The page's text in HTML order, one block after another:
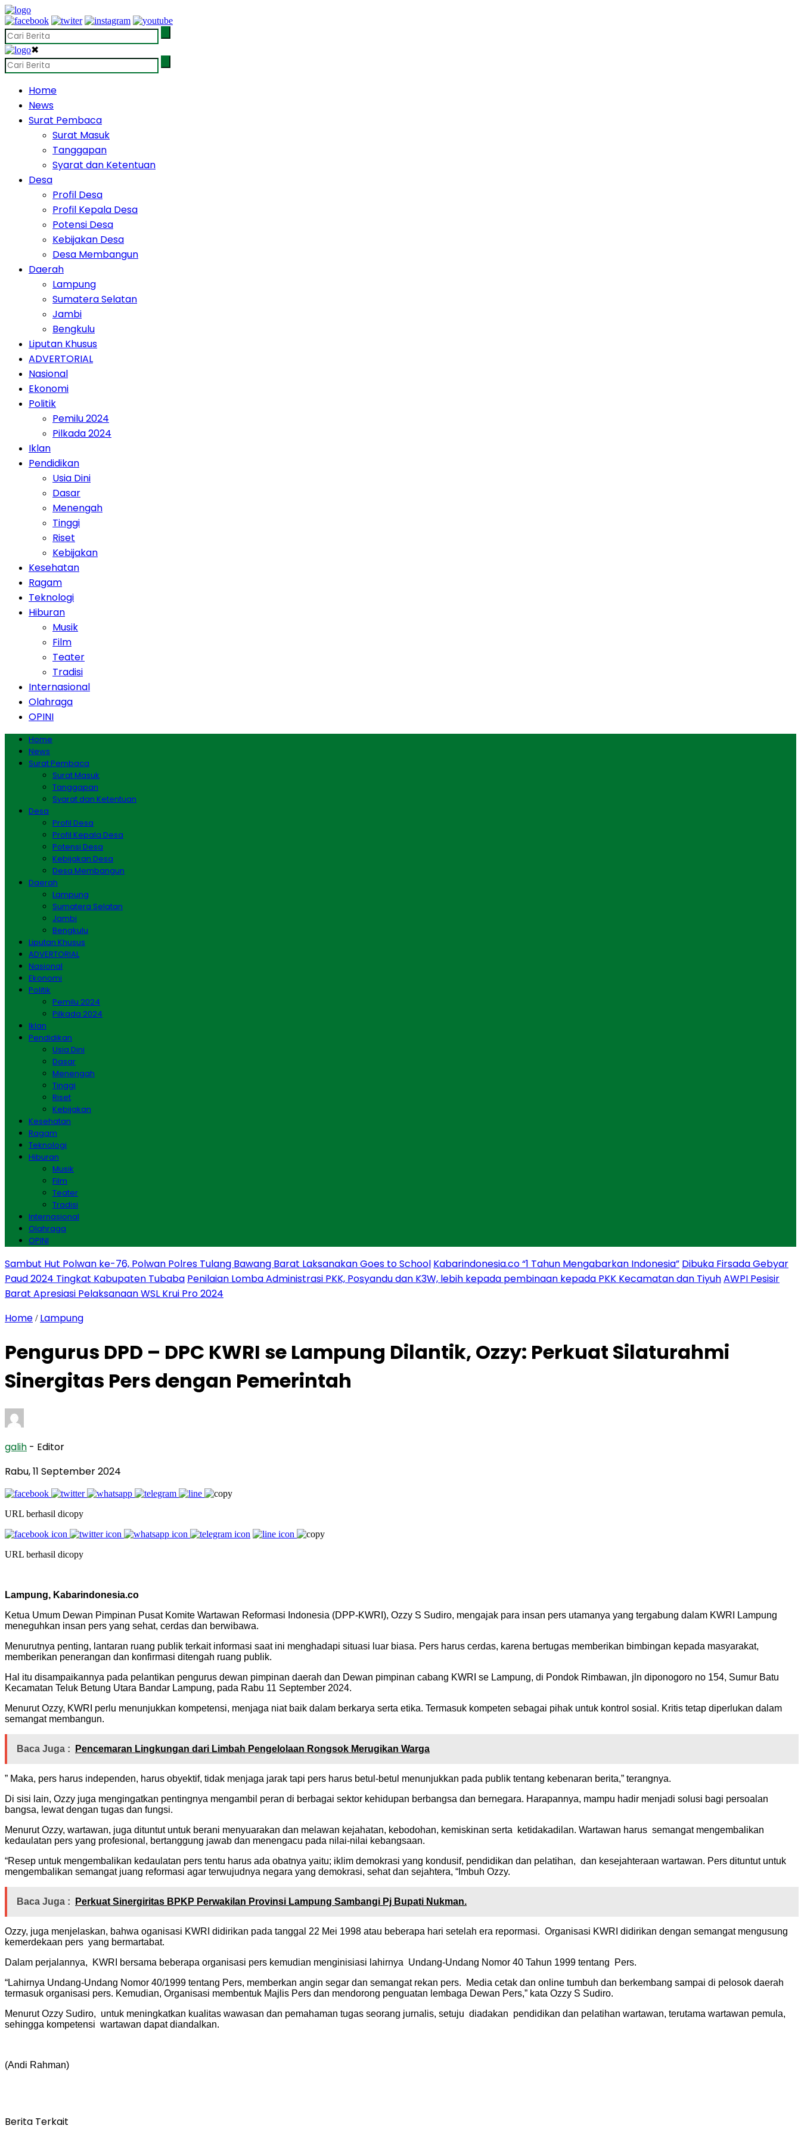
✖
Home
News
Surat Pembaca
Surat Masuk
Tanggapan
Syarat dan Ketentuan
Desa
Profil Desa
Profil Kepala Desa
Potensi Desa
Kebijakan Desa
Desa Membangun
Daerah
Lampung
Sumatera Selatan
Jambi
Bengkulu
Liputan Khusus
ADVERTORIAL
Nasional
Ekonomi
Politik
Pemilu 2024
Pilkada 2024
Iklan
Pendidikan
Usia Dini
Dasar
Menengah
Tinggi
Riset
Kebijakan
Kesehatan
Ragam
Teknologi
Hiburan
Musik
Film
Teater
Tradisi
Internasional
Olahraga
OPINI
Home
News
Surat Pembaca
Surat Masuk
Tanggapan
Syarat dan Ketentuan
Desa
Profil Desa
Profil Kepala Desa
Potensi Desa
Kebijakan Desa
Desa Membangun
Daerah
Lampung
Sumatera Selatan
Jambi
Bengkulu
Liputan Khusus
ADVERTORIAL
Nasional
Ekonomi
Politik
Pemilu 2024
Pilkada 2024
Iklan
Pendidikan
Usia Dini
Dasar
Menengah
Tinggi
Riset
Kebijakan
Kesehatan
Ragam
Teknologi
Hiburan
Musik
Film
Teater
Tradisi
Internasional
Olahraga
OPINI
Sambut Hut Polwan ke-76, Polwan Polres Tulang Bawang Barat Laksanakan Goes to School Kabarindonesia.co “1 Tahun Mengabarkan Indonesia” Dibuka Firsada Gebyar
Paud 2024 Tingkat Kabupaten Tubaba Penilaian Lomba Administrasi PKK, Posyandu dan K3W, lebih kepada pembinaan kepada PKK Kecamatan dan TiyuhAWPI Pesisir
Barat Apresiasi Pelaksanaan WSL Krui Pro 2024
Home / Lampung
Pengurus DPD – DPC KWRI se Lampung Dilantik, Ozzy: Perkuat Silaturahmi
Sinergitas Pers dengan Pemerintah
galih - Editor
Rabu, 11 September 2024
URL berhasil dicopy
URL berhasil dicopy
Lampung, Kabarindonesia.co
Ketua Umum Dewan Pimpinan Pusat Komite Wartawan Reformasi Indonesia (DPP-KWRI), Ozzy S Sudiro, mengajak para insan pers utamanya yang tergabung dalam KWRI Lampung
meneguhkan insan pers yang sehat, cerdas dan berwibawa.
Menurutnya penting, lantaran ruang publik terkait informasi saat ini menghadapi situasi luar biasa. Pers harus cerdas, karena bertugas memberikan bimbingan kepada masyarakat,
memberikan penerangan dan konfirmasi ditengah ruang publik.
Hal itu disampaikannya pada pelantikan pengurus dewan pimpinan daerah dan Dewan pimpinan cabang KWRI se Lampung, di Pondok Rimbawan, jln diponogoro no 154, Sumur Batu
Kecamatan Teluk Betung Utara Bandar Lampung, pada Rabu 11 September 2024.
Menurut Ozzy, KWRI perlu menunjukkan kompetensi, menjaga niat baik dalam berkarya serta etika. Termasuk kompeten sebagai pihak untuk kontrol sosial. Kritis tetap diperlukan dalam
semangat membangun.
Baca Juga : Pencemaran Lingkungan dari Limbah Pengelolaan Rongsok Merugikan Warga
” Maka, pers harus independen, harus obyektif, tidak menjaga jarak tapi pers harus betul-betul menunjukkan pada publik tentang kebenaran berita,” terangnya.
Di sisi lain, Ozzy juga mengingatkan pentingnya mengambil peran di berbagai sektor kehidupan berbangsa dan bernegara. Harapannya, mampu hadir menjadi solusi bagi persoalan
bangsa, lewat dengan tugas dan fungsi.
Menurut Ozzy, wartawan, juga dituntut untuk berani menyuarakan dan melawan kejahatan, kebodohan, kemiskinan serta ketidakadilan. Wartawan harus semangat mengembalikan
kedaulatan pers yang profesional, bertanggung jawab dan menengacu pada nilai-nilai kebangsaan.
“Resep untuk mengembalikan kedaulatan pers tentu harus ada obatnya yaitu; iklim demokrasi yang kondusif, pendidikan dan pelatihan, dan kesejahteraan wartawan. Pers dituntut untuk
mengembalikan semangat juang reformasi agar terwujudnya negara yang demokrasi, sehat dan sejahtera, “Imbuh Ozzy.
Baca Juga : Perkuat Sinergiritas BPKP Perwakilan Provinsi Lampung Sambangi Pj Bupati Nukman.
Ozzy, juga menjelaskan, bahwa oganisasi KWRI didirikan pada tanggal 22 Mei 1998 atau beberapa hari setelah era repormasi. Organisasi KWRI didirikan dengan semangat mengusung
kemerdekaan pers yang bermartabat.
Dalam perjalannya, KWRI bersama beberapa organisasi pers kemudian menginisiasi lahirnya Undang-Undang Nomor 40 Tahun 1999 tentang Pers.
“Lahirnya Undang-Undang Nomor 40/1999 tentang Pers, memberkan angin segar dan semangat rekan pers. Media cetak dan online tumbuh dan berkembang sampai di pelosok daerah
termasuk organisasi pers. Kemudian, Organisasi membentuk Majlis Pers dan mendorong penguatan lembaga Dewan Pers,” kata Ozzy S Sudiro.
Menurut Ozzy Sudiro, untuk meningkatkan kualitas wawasan dan pemahaman tugas seorang jurnalis, setuju diadakan pendidikan dan pelatihan wartawan, terutama wartawan pemula,
sehingga kompetensi wartawan dapat diandalkan.
(Andi Rahman)
Berita Terkait